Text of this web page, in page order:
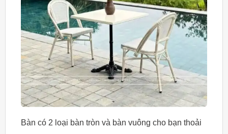
Bàn có 2 loại bàn tròn và bàn vuông cho bạn thoải